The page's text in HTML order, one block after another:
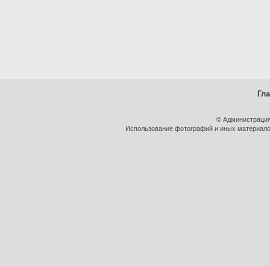
©
Использование фотографий и иных